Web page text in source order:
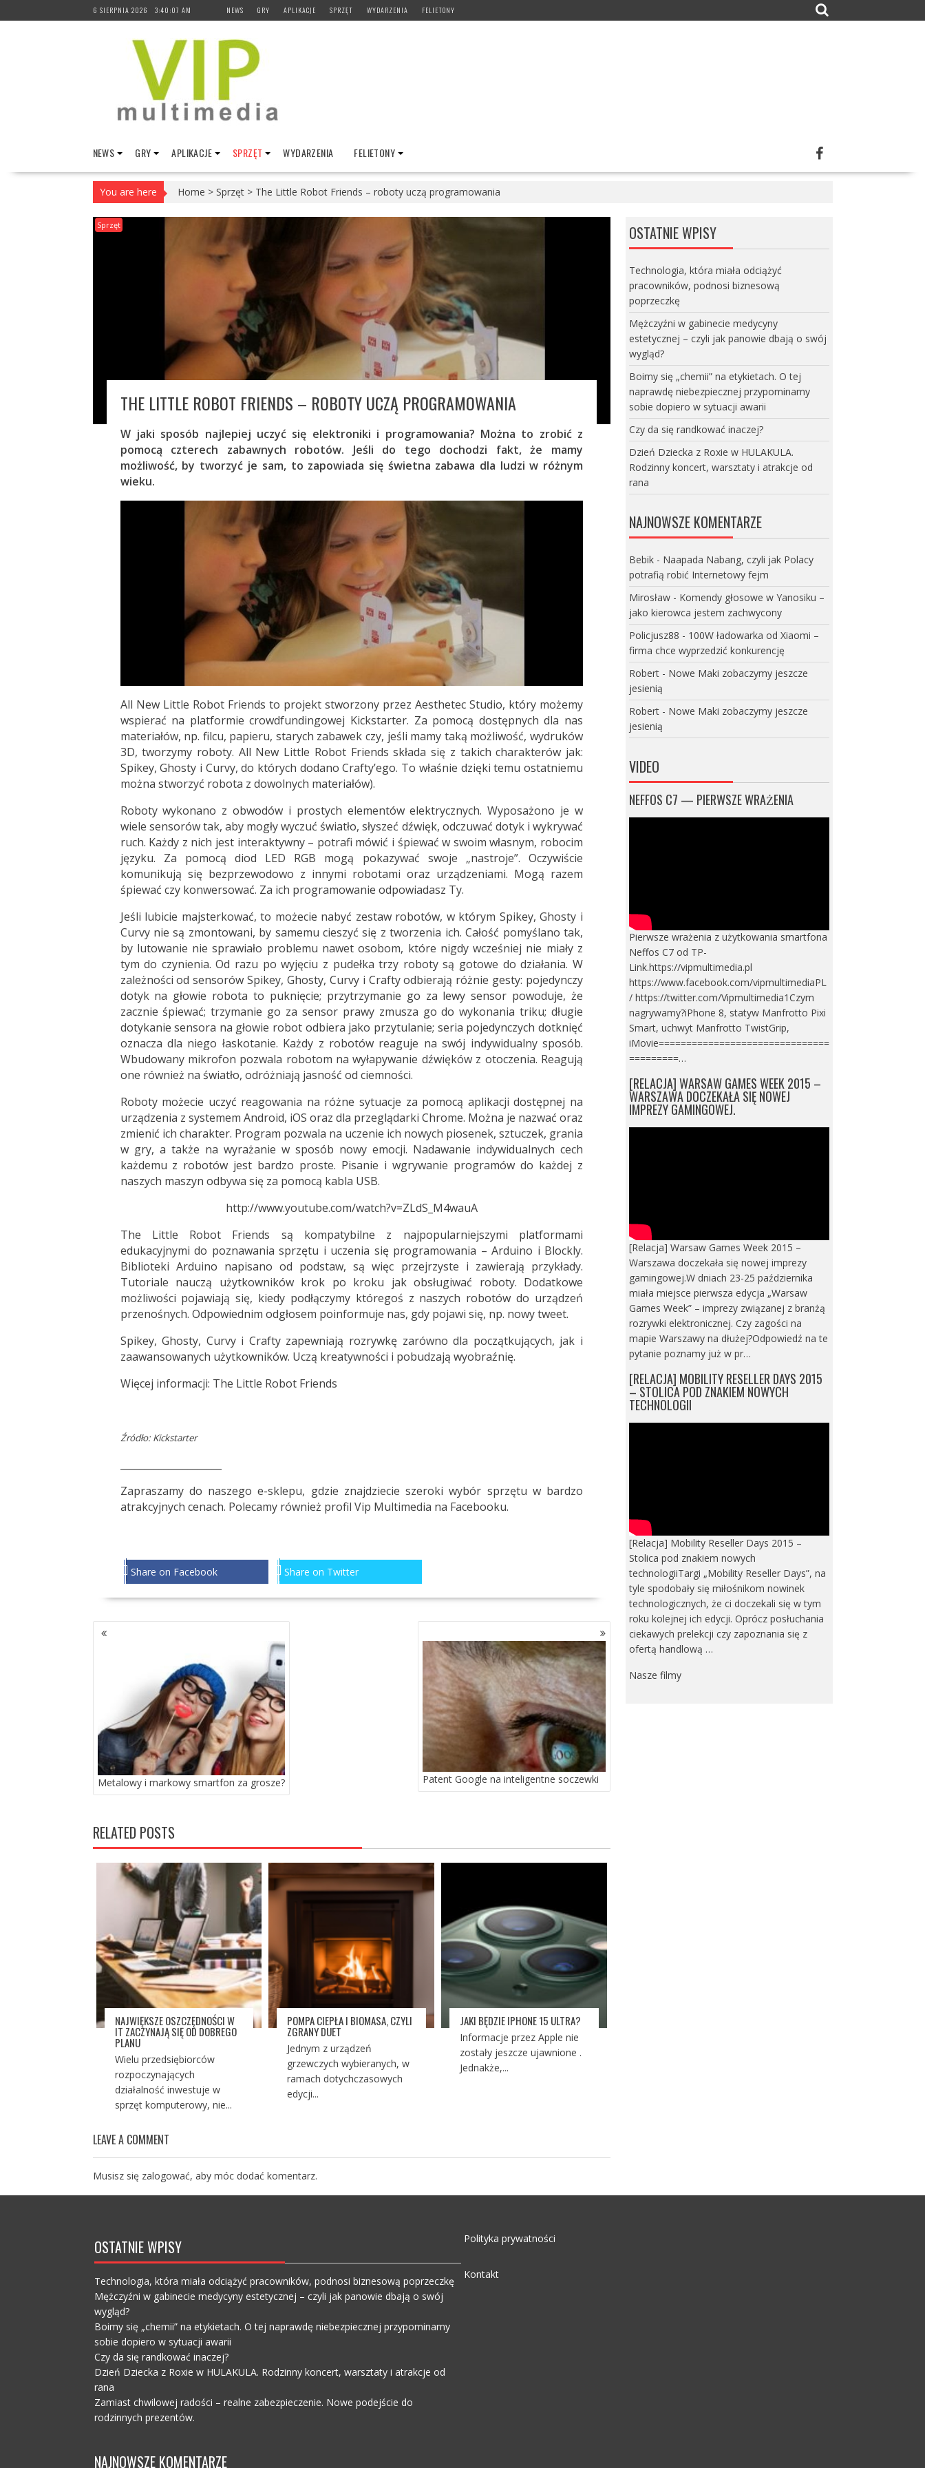
to
6 SIERPNIA 2026 3:40:08 AM NEWS GRY APLIKACJE SPRZĘT WYDARZENIA FELIETONY
NEWS GRY APLIKACJE SPRZĘT WYDARZENIA FELIETONY
You are here Home > Sprzęt > The Little Robot Friends – roboty uczą programowania
Sprzęt
THE LITTLE ROBOT FRIENDS – ROBOTY UCZĄ PROGRAMOWANIA
W jaki sposób najlepiej uczyć się elektroniki i programowania? Można to zrobić z
pomocą czterech zabawnych robotów. Jeśli do tego dochodzi fakt, że mamy
możliwość, by tworzyć je sam, to zapowiada się świetna zabawa dla ludzi w różnym
wieku.
All New Little Robot Friends to projekt stworzony przez Aesthetec Studio, który możemy
wspierać na platformie crowdfundingowej Kickstarter. Za pomocą dostępnych dla nas
materiałów, np. filcu, papieru, starych zabawek czy, jeśli mamy taką możliwość, wydruków
3D, tworzymy roboty. All New Little Robot Friends składa się z takich charakterów jak:
Spikey, Ghosty i Curvy, do których dodano Crafty’ego. To właśnie dzięki temu ostatniemu
można stworzyć robota z dowolnych materiałów).
Roboty wykonano z obwodów i prostych elementów elektrycznych. Wyposażono je w
wiele sensorów tak, aby mogły wyczuć światło, słyszeć dźwięk, odczuwać dotyk i wykrywać
ruch. Każdy z nich jest interaktywny – potrafi mówić i śpiewać w swoim własnym, robocim
języku. Za pomocą diod LED RGB mogą pokazywać swoje „nastroje”. Oczywiście
komunikują się bezprzewodowo z innymi robotami oraz urządzeniami. Mogą razem
śpiewać czy konwersować. Za ich programowanie odpowiadasz Ty.
Jeśli lubicie majsterkować, to możecie nabyć zestaw robotów, w którym Spikey, Ghosty i
Curvy nie są zmontowani, by samemu cieszyć się z tworzenia ich. Całość pomyślano tak,
by lutowanie nie sprawiało problemu nawet osobom, które nigdy wcześniej nie miały z
tym do czynienia. Od razu po wyjęciu z pudełka trzy roboty są gotowe do działania. W
zależności od sensorów Spikey, Ghosty, Curvy i Crafty odbierają różnie gesty: pojedynczy
dotyk na głowie robota to puknięcie; przytrzymanie go za lewy sensor powoduje, że
zacznie śpiewać; trzymanie go za sensor prawy zmusza go do wykonania triku; długie
dotykanie sensora na głowie robot odbiera jako przytulanie; seria pojedynczych dotknięć
oznacza dla niego łaskotanie. Każdy z robotów reaguje na swój indywidualny sposób.
Wbudowany mikrofon pozwala robotom na wyłapywanie dźwięków z otoczenia. Reagują
one również na światło, odróżniają jasność od ciemności.
Roboty możecie uczyć reagowania na różne sytuacje za pomocą aplikacji dostępnej na
urządzenia z systemem Android, iOS oraz dla przeglądarki Chrome. Można je nazwać oraz
zmienić ich charakter. Program pozwala na uczenie ich nowych piosenek, sztuczek, grania
w gry, a także na wyrażanie w sposób nowy emocji. Nadawanie indywidualnych cech
każdemu z robotów jest bardzo proste. Pisanie i wgrywanie programów do każdej z
naszych maszyn odbywa się za pomocą kabla USB.
http://www.youtube.com/watch?v=ZLdS_M4wauA
The Little Robot Friends są kompatybilne z najpopularniejszymi platformami
edukacyjnymi do poznawania sprzętu i uczenia się programowania – Arduino i Blockly.
Biblioteki Arduino napisano od podstaw, są więc przejrzyste i zawierają przykłady.
Tutoriale nauczą użytkowników krok po kroku jak obsługiwać roboty. Dodatkowe
możliwości pojawiają się, kiedy podłączymy któregoś z naszych robotów do urządzeń
przenośnych. Odpowiednim odgłosem poinformuje nas, gdy pojawi się, np. nowy tweet.
Spikey, Ghosty, Curvy i Crafty zapewniają rozrywkę zarówno dla początkujących, jak i
zaawansowanych użytkowników. Uczą kreatywności i pobudzają wyobraźnię.
Więcej informacji: The Little Robot Friends
Źródło: Kickstarter
Zapraszamy do naszego e-sklepu, gdzie znajdziecie szeroki wybór sprzętu w bardzo
atrakcyjnych cenach. Polecamy również profil Vip Multimedia na Facebooku.
Share on Facebook Share on Twitter
NAWIGACJA
PO
Metalowy i markowy smartfon za grosze? Patent Google na inteligentne soczewki
RELATED POSTS
NAJWIĘKSZE OSZCZĘDNOŚCI W
IT ZACZYNAJĄ SIĘ OD DOBREGO
PLANU
Wielu przedsiębiorców
rozpoczynających
działalność inwestuje w
sprzęt komputerowy, nie...
POMPA CIEPŁA I BIOMASA, CZYLI
ZGRANY DUET
Jednym z urządzeń
grzewczych wybieranych, w
ramach dotychczasowych
edycji...
JAKI BĘDZIE IPHONE 15 ULTRA?
Informacje przez Apple nie
zostały jeszcze ujawnione .
Jednakże,...
LEAVE A COMMENT
Musisz się zalogować, aby móc dodać komentarz.
OSTATNIE WPISY
Technologia, która miała odciążyć
pracowników, podnosi biznesową
poprzeczkę
Mężczyźni w gabinecie medycyny
estetycznej – czyli jak panowie dbają o swój
wygląd?
Boimy się „chemii” na etykietach. O tej
naprawdę niebezpiecznej przypominamy
sobie dopiero w sytuacji awarii
Czy da się randkować inaczej?
Dzień Dziecka z Roxie w HULAKULA.
Rodzinny koncert, warsztaty i atrakcje od
rana
NAJNOWSZE KOMENTARZE
Bebik- Naapada Nabang, czyli jak Polacy
potrafią robić Internetowy fejm
Mirosław- Komendy głosowe w Yanosiku –
jako kierowca jestem zachwycony
Policjusz88 - 100W ładowarka od Xiaomi –
firma chce wyprzedzić konkurencję
Robert- Nowe Maki zobaczymy jeszcze
jesienią
Robert- Nowe Maki zobaczymy jeszcze
jesienią
VIDEO
NEFFOS C7 — PIERWSZE WRAŻENIA
Pierwsze wrażenia z użytkowania smartfona
Neffos C7 od TP-
Link.https://vipmultimedia.pl
https://www.facebook.com/vipmultimediaPL
/ https://twitter.com/Vipmultimedia1Czym
nagrywamy?iPhone 8, statyw Manfrotto Pixi
Smart, uchwyt Manfrotto TwistGrip,
iMovie===============================
=========…
[RELACJA] WARSAW GAMES WEEK 2015 –
WARSZAWA DOCZEKAŁA SIĘ NOWEJ
IMPREZY GAMINGOWEJ.
[Relacja] Warsaw Games Week 2015 –
Warszawa doczekała się nowej imprezy
gamingowej.W dniach 23-25 października
miała miejsce pierwsza edycja „Warsaw
Games Week” – imprezy związanej z branżą
rozrywki elektronicznej. Czy zagości na
mapie Warszawy na dłużej?Odpowiedź na te
pytanie poznamy już w pr…
[RELACJA] MOBILITY RESELLER DAYS 2015
– STOLICA POD ZNAKIEM NOWYCH
TECHNOLOGII
[Relacja] Mobility Reseller Days 2015 –
Stolica pod znakiem nowych
technologiiTargi „Mobility Reseller Days”, na
tyle spodobały się miłośnikom nowinek
technologicznych, że ci doczekali się w tym
roku kolejnej ich edycji. Oprócz posłuchania
ciekawych prelekcji czy zapoznania się z
ofertą handlową …
Nasze filmy
OSTATNIE WPISY
Technologia, która miała odciążyć pracowników, podnosi biznesową poprzeczkę
Mężczyźni w gabinecie medycyny estetycznej – czyli jak panowie dbają o swój
wygląd?
Boimy się „chemii” na etykietach. O tej naprawdę niebezpiecznej przypominamy
sobie dopiero w sytuacji awarii
Czy da się randkować inaczej?
Dzień Dziecka z Roxie w HULAKULA. Rodzinny koncert, warsztaty i atrakcje od
rana
Zamiast chwilowej radości – realne zabezpieczenie. Nowe podejście do
rodzinnych prezentów.
NAJNOWSZE KOMENTARZE
Polityka prywatności
Kontakt